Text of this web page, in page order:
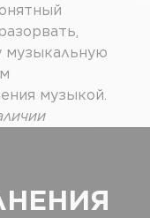
музыкальную
музыкой.